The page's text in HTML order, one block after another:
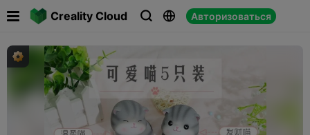
Creality Cloud   Авторизоваться